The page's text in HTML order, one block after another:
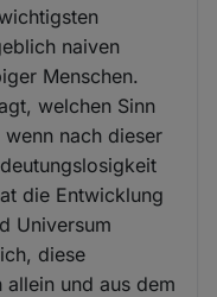
naiven
Menschen.
welchen Sinn
nach dieser
die Entwicklung
Universum
diese
und aus dem